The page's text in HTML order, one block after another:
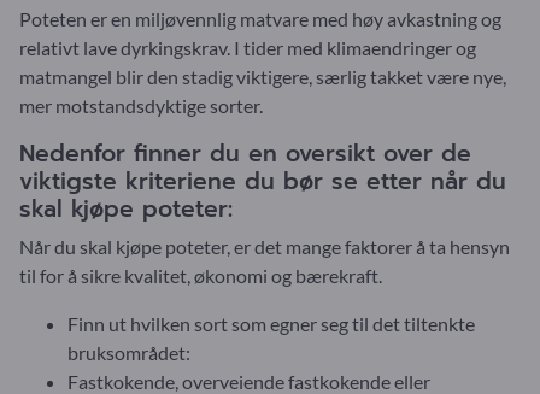
Poteten er en miljøvennlig matvare med høy avkastning og
relativt lave dyrkingskrav. I tider med klimaendringer og
matmangel blir den stadig viktigere, særlig takket være nye,
mer motstandsdyktige sorter.
Nedenfor finner du en oversikt over de
viktigste kriteriene du bør se etter når du
skal kjøpe poteter:
Når du skal kjøpe poteter, er det mange faktorer å ta hensyn
til for å sikre kvalitet, økonomi og bærekraft.
Finn ut hvilken sort som egner seg til det tiltenkte
bruksområdet:
Fastkokende, overveiende fastkokende eller